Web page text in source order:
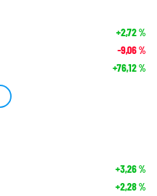
+2,72%
-9,06%
+76,12%
+3,26%
+2,28%